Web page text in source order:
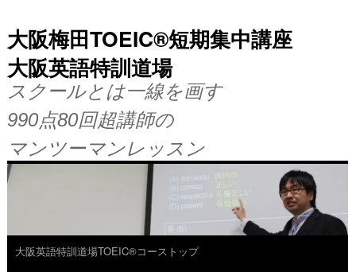
大阪梅田TOEIC®短期集中講座
大阪英語特訓道場
スクールとは一線を画す
990点80回超講師の
マンツーマンレッスン
コ
大阪英語特訓道場TOEIC®コーストップ